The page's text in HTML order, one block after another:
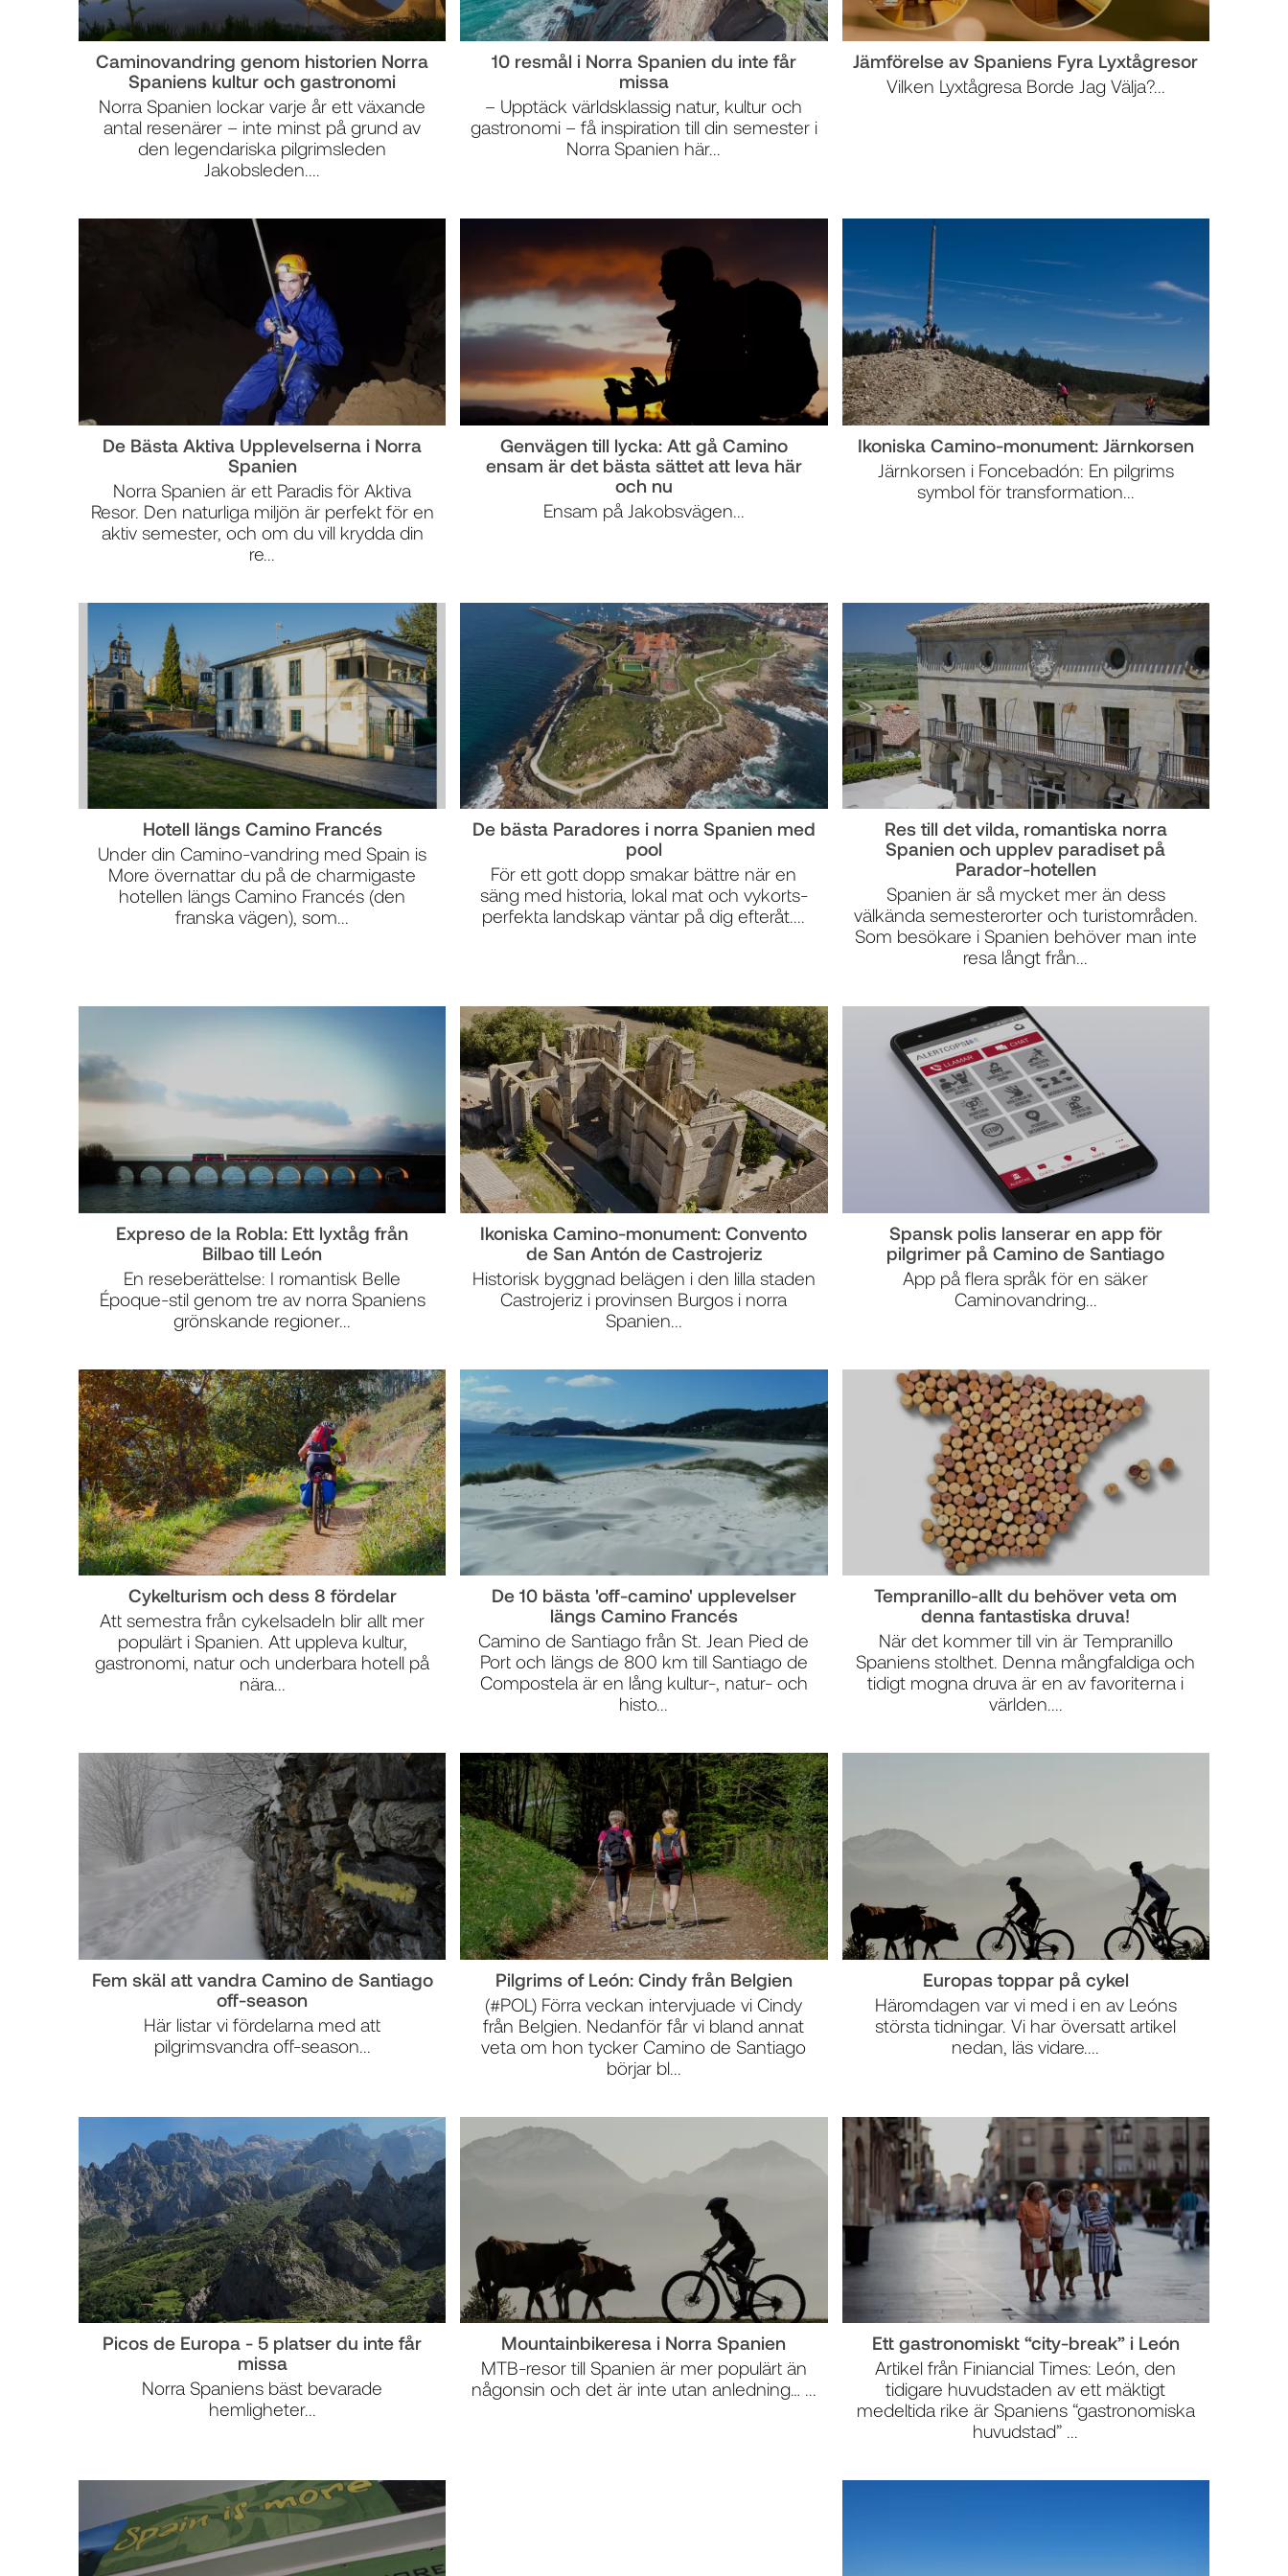
Caminovandring genom historien Norra
Spaniens kultur och gastronomi
Norra Spanien lockar varje år ett växande
antal resenärer – inte minst på grund av
den legendariska pilgrimsleden
Jakobsleden....
10 resmål i Norra Spanien du inte får
missa
– Upptäck världsklassig natur, kultur och
gastronomi – få inspiration till din semester i
Norra Spanien här...
Jämförelse av Spaniens Fyra Lyxtågresor
Vilken Lyxtågresa Borde Jag Välja?...
De Bästa Aktiva Upplevelserna i Norra
Spanien
Norra Spanien är ett Paradis för Aktiva
Resor. Den naturliga miljön är perfekt för en
aktiv semester, och om du vill krydda din
re...
Genvägen till lycka: Att gå Camino
ensam är det bästa sättet att leva här
och nu
Ensam på Jakobsvägen...
Ikoniska Camino-monument: Järnkorsen
Järnkorsen i Foncebadón: En pilgrims
symbol för transformation...
Hotell längs Camino Francés
Under din Camino-vandring med Spain is
More övernattar du på de charmigaste
hotellen längs Camino Francés (den
franska vägen), som...
De bästa Paradores i norra Spanien med
pool
För ett gott dopp smakar bättre när en
säng med historia, lokal mat och vykorts-
perfekta landskap väntar på dig efteråt....
Res till det vilda, romantiska norra
Spanien och upplev paradiset på
Parador-hotellen
Spanien är så mycket mer än dess
välkända semesterorter och turistområden.
Som besökare i Spanien behöver man inte
resa långt från...
​​​​​​​Expreso de la Robla: Ett lyxtåg från
Bilbao till León
En reseberättelse: I romantisk Belle
Époque-stil genom tre av norra Spaniens
grönskande regioner...
Ikoniska Camino-monument: Convento
de San Antón de Castrojeriz
Historisk byggnad belägen i den lilla staden
Castrojeriz i provinsen Burgos i norra
Spanien...
Spansk polis lanserar en app för
pilgrimer på Camino de Santiago
App på flera språk för en säker
Caminovandring...
Cykelturism och dess 8 fördelar
Att semestra från cykelsadeln blir allt mer
populärt i Spanien. Att uppleva kultur,
gastronomi, natur och underbara hotell på
nära...
De 10 bästa 'off-camino' upplevelser
längs Camino Francés
Camino de Santiago från St. Jean Pied de
Port och längs de 800 km till Santiago de
Compostela är en lång kultur-, natur- och
histo...
Tempranillo-allt du behöver veta om
denna fantastiska druva!
När det kommer till vin är Tempranillo
Spaniens stolthet. Denna mångfaldiga och
tidigt mogna druva är en av favoriterna i
världen....
Fem skäl att vandra Camino de Santiago
off-season
Här listar vi fördelarna med att
pilgrimsvandra off-season...
Pilgrims of León: Cindy från Belgien
(#POL) Förra veckan intervjuade vi Cindy
från Belgien. Nedanför får vi bland annat
veta om hon tycker Camino de Santiago
börjar bl...
Europas toppar på cykel
Häromdagen var vi med i en av Leóns
största tidningar. Vi har översatt artikel
nedan, läs vidare....
Picos de Europa - 5 platser du inte får
missa
Norra Spaniens bäst bevarade
hemligheter...
Mountainbikeresa i Norra Spanien
MTB-resor till Spanien är mer populärt än
någonsin och det är inte utan anledning… ...
Ett gastronomiskt “city-break” i León
Artikel från Finiancial Times: León, den
tidigare huvudstaden av ett mäktigt
medeltida rike är Spaniens “gastronomiska
huvudstad” ...